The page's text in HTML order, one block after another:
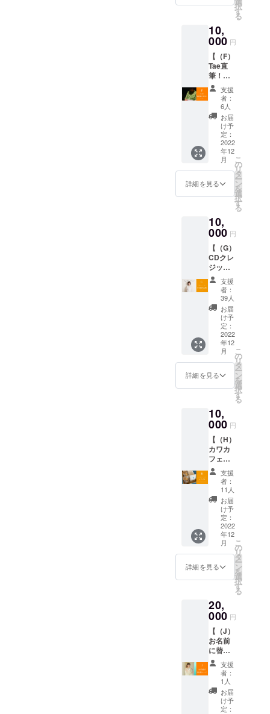
容はお
断り致
しま
す。 ※
梱包費
用＆送
料込
み。 ※
アルバ
ムは一
般発売
価格
2,200円
（税
込）で
他の商
品もご
ている
場合
は、同
封でお
送りさ
せてい
ただき
ます。
・ミニ
アルバ
ムの送
付 ・メ
イキン
グ映像
データ
送付
（5~30
分予
定） ※
メイキ
ング映
像デー
タは
メール
にてお
（デー
タ形
式：
mp4）
※梱包費
用＆送
料込
み。 ※
アルバ
ムは一
般発売
価格
2,200円
（税
込）で
他の商
品もご
ている
場合
は、同
封でお
送りさ
せてい
ただき
ます。
ン付
紙また
は、
データ
どちら
でもご
希望を
お教え
くだい♪
【お願
い】 ・
「色
紙」ま
たは
「デー
タ」ど
ちらの
形式を
からお
選びく
ださ
い。 ▼
リター
ン内容
・Taeか
ら御礼
メール
・ミニ
アルバ
ムの送
付 ・サ
イン付
きクワ
ガタの
イラス
タ） ※
色紙の
場合：
サイズ
縦
135mm
×横
120mm
／素材
和紙 ※
データ
の場
合：サ
イズ
800×80
スクエ
ア（こ
サイズ
は対応
しかね
ます
が、小
さいサ
イズを
ご希望
の場合
は備考
欄にご
択
す
る
10,
000 円
【（F）
Tae直
筆！制
作資料
＜原本
＞コー
ス！】
ミニア
ルバム
制作中
のTae直
筆メモ
書き原
画をご
提供！
歌詞の
ケッチ
や
ヴォー
カルレ
コー
ディン
グ中に
歌詞に
書き込
んだメ
モな
ど、 ラ
ンダム
でお届
けいた
しま
す。 制
模様を
感じて
くださ
い・・
・！ ▼
リター
ン内容
・Taeか
ら御礼
メール
・ミニ
アルバ
ムの送
付 ・
Tae直筆
制作資
料の原
込み。
※アルバ
ムは一
般発売
価格
2,200円
（税
込）で
す。 ※
他の商
品もご
購入い
支援
者：
6人
お届
け予
定：
2022
年12
月
詳細を見る
こ
の
リ
タ
ー
ン
を
選
択
す
る
10,
000 円
【（G）
CDクレ
ジット
にお名
前を記
載コー
ス！】
ミニア
ルバム
のクレ
ジット
Special
thanks
＞へ お
名前を
せてい
ただき
ます！
永遠に
残るお
名前、
備考欄
にご記
入お願
いいた
します♪
【お願
い】 ・
お名前
を備考
欄に記
載くだ
字程
度） ▼
リター
ン内容
・Taeか
ら御礼
メール
・ミニ
アルバ
ムの送
付 ・ミ
ニアル
支援
者：
39人
お届
け予
定：
2022
年12
月
詳細を見る
こ
の
リ
タ
ー
ン
を
選
択
す
る
10,
000 円
【（H）
カワカ
フェコ
ラボ☆
クワガ
タコー
ヒータ
イム
コー
ス！】
Taeとい
えば昆
虫！ 宮
城県丸
森町に
ある川
りの
コー
ヒース
タンド
「カワ
カ
フェ」
さんと
のコラ
ボレー
ション
コー
支援
者：
11人
お届
け予
定：
2022
年12
月
詳細を見る
こ
の
リ
タ
ー
ン
を
選
択
す
る
20,
000 円
【（J）
お名前
に替え
歌コー
ス！】
本ミニ
ルバム
収録曲
のワン
支援
者：
1人
お届
け予
定：